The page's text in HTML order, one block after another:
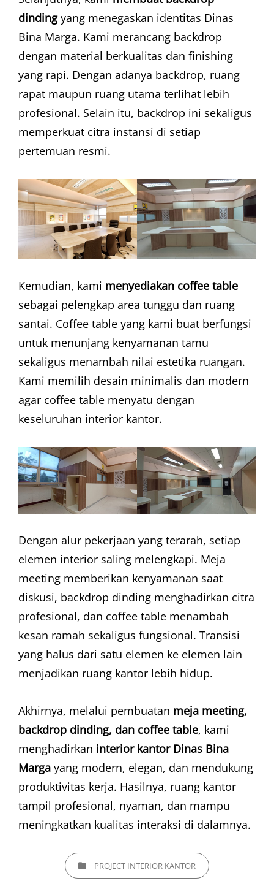
dindingyang menegaskan identitas Dinas
Bina Marga. Kami merancang backdrop
dengan material berkualitas dan finishing
yang rapi. Dengan adanya backdrop, ruang
rapat maupun ruang utama terlihat lebih
profesional. Selain itu, backdrop ini sekaligus
memperkuat citra instansi di setiap
pertemuan resmi.
Kemudian, kami menyediakan coffee table
sebagai pelengkap area tunggu dan ruang
santai. Coffee table yang kami buat berfungsi
untuk menunjang kenyamanan tamu
sekaligus menambah nilai estetika ruangan.
Kami memilih desain minimalis dan modern
agar coffee table menyatu dengan
keseluruhan interior kantor.
Dengan alur pekerjaan yang terarah, setiap
elemen interior saling melengkapi. Meja
meeting memberikan kenyamanan saat
diskusi, backdrop dinding menghadirkan citra
profesional, dan coffee table menambah
kesan ramah sekaligus fungsional. Transisi
yang halus dari satu elemen ke elemen lain
menjadikan ruang kantor lebih hidup.
Akhirnya, melalui pembuatan meja meeting,
backdrop dinding, dan coffee table, kami
menghadirkan interior kantor Dinas Bina
Marga yang modern, elegan, dan mendukung
produktivitas kerja. Hasilnya, ruang kantor
tampil profesional, nyaman, dan mampu
meningkatkan kualitas interaksi di dalamnya.
CATEGORIESPROJECT INTERIOR KANTOR